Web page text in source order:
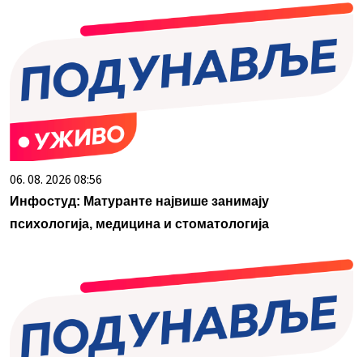
06. 08. 2026 08:56
Инфостуд: Матуранте највише занимају
психологија, медицина и стоматологија